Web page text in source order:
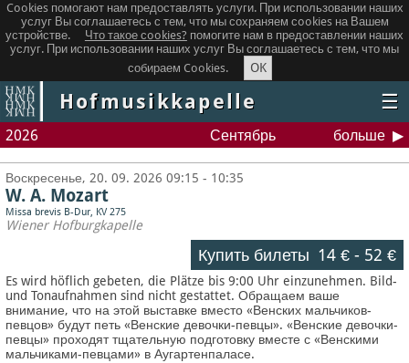
Cookies помогают нам предоставлять услуги. При использовании наших
услуг Вы соглашаетесь с тем, что мы сохраняем сookies на Вашем
устройстве.
Что такое сookies? помогите нам в предоставлении наших
услуг. При использовании наших услуг Вы соглашаетесь с тем, что мы
собираем Cookies.
OK
Hofmusikkapelle ☰
2026 Сентябрь больше
Воскресенье, 20. 09. 2026 09:15 - 10:35
W. A. Mozart
Missa brevis B-Dur, KV 275
Wiener Hofburgkapelle
Купить билеты 14 €- 52 €
Es wird höflich gebeten, die Plätze bis 9:00 Uhr einzunehmen. Bild-
und Tonaufnahmen sind nicht gestattet.Обращаем ваше
внимание, что на этой выставке вместо «Венских мальчиков-
певцов» будут петь «Венские девочки-певцы». «Венские девочки-
певцы» проходят тщательную подготовку вместе с «Венскими
мальчиками-певцами» в Аугартенпаласе.